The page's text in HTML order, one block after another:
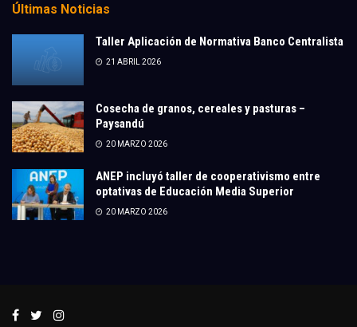
Últimas Noticias
Taller Aplicación de Normativa Banco Centralista
21 ABRIL 2026
Cosecha de granos, cereales y pasturas –
Paysandú
20 MARZO 2026
ANEP incluyó taller de cooperativismo entre
optativas de Educación Media Superior
20 MARZO 2026